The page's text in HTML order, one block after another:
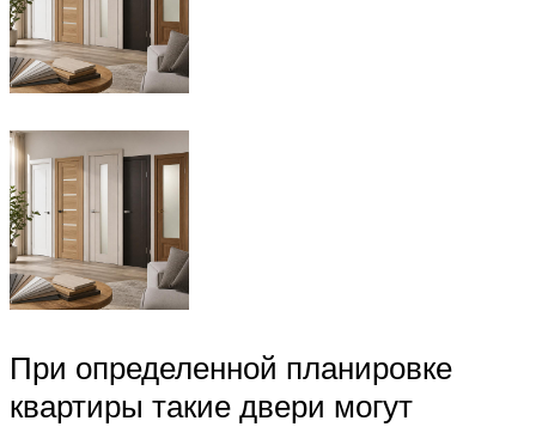
При определенной планировке
квартиры такие двери могут